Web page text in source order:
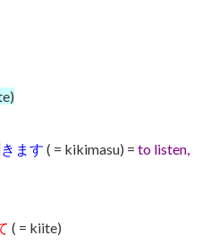
ます ( = kikimasu) = to listen,
( = kiite)